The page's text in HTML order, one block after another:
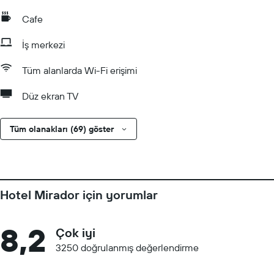
Cafe
İş merkezi
Tüm alanlarda Wi-Fi erişimi
Düz ekran TV
Tüm olanakları (69) göster
Hotel Mirador için yorumlar
8,2 Çok iyi
3250 doğrulanmış değerlendirme